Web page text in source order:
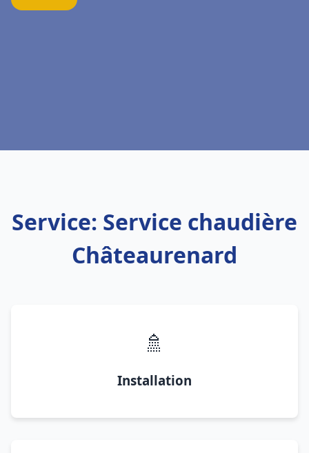
Service: Service chaudière
Châteaurenard
🚿
Installation